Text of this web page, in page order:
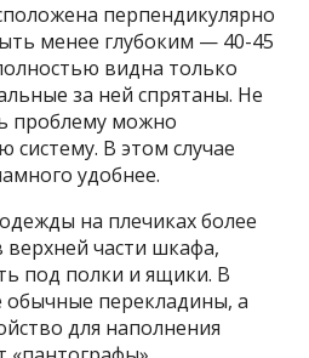
перпендикулярно
менее глубоким — 40-45
видна только
за ней спрятаны. Не
проблему можно
В этом случае
удобнее.
на плечиках более
верхней части шкафа,
под полки и ящики. В
обычные перекладины, а
для наполнения